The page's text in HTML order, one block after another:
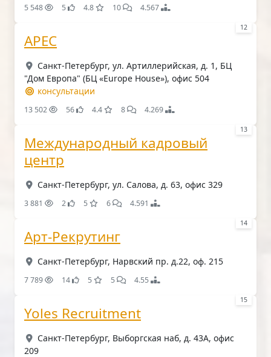
5 548 5 4.8 10 4.567
12
АРЕС
Санкт-Петербург, ул. Артиллерийская, д. 1, БЦ
"Дом Европа" (БЦ «Europe House»), офис 504
консультации
13 502 56 4.4 8 4.269
13
Международный кадровый
центр
Санкт-Петербург, ул. Салова, д. 63, офис 329
3 881 2 5 6 4.591
14
Арт-Рекрутинг
Санкт-Петербург, Нарвский пр. д.22, оф. 215
7 789 14 5 5 4.55
15
Yoles Recruitment
Санкт-Петербург, Выборгская наб, д. 43А, офис
209